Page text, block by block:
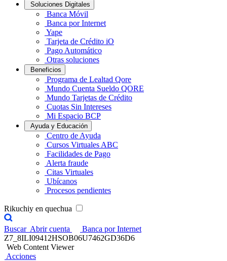
Soluciones Digitales
Banca Móvil
Banca por Internet
Yape
Tarjeta de Crédito iO
Pago Automático
Otras soluciones
Beneficios
Programa de Lealtad Qore
Mundo Cuenta Sueldo QORE
Mundo Tarjetas de Crédito
Cuotas Sin Intereses
Mi Espacio BCP
Ayuda y Educación
Centro de Ayuda
Cursos Virtuales ABC
Facilidades de Pago
Alerta fraude
Citas Virtuales
Ubícanos
Procesos pendientes
Rikuchiy en quechua
Buscar Abrir cuenta
Banca por Internet
Z7_8ILI09412HSOB06U7462GD36D6
Web Content Viewer
Acciones